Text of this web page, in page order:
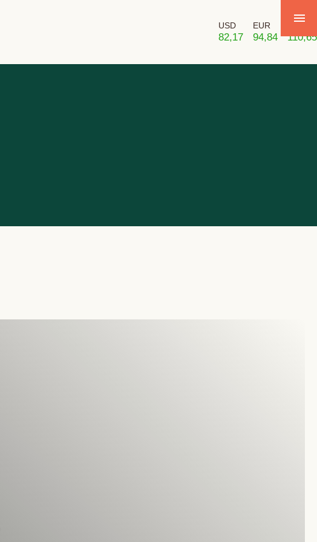
USD
82,17
EUR
94,84 110,65